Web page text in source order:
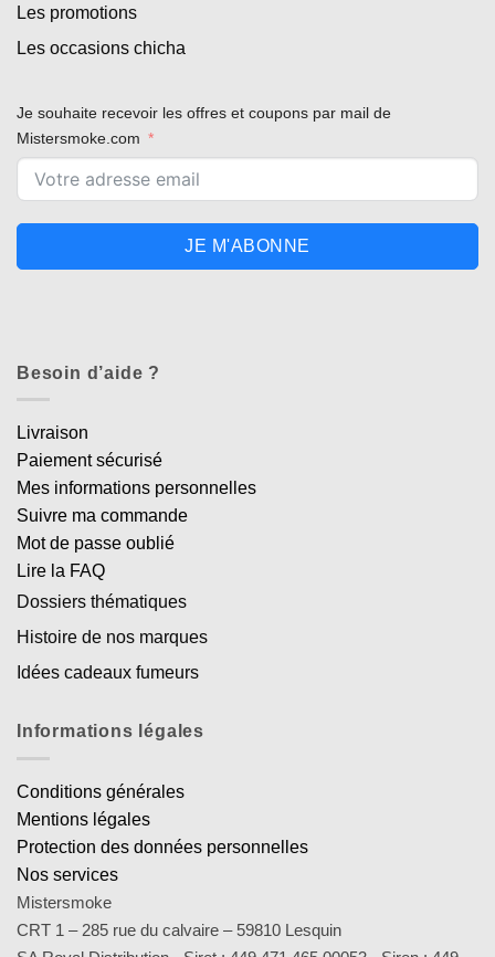
Les promotions
Les occasions chicha
Je souhaite recevoir les offres et coupons par mail de
Mistersmoke.com
JE M'ABONNE
Besoin d’aide ?
Livraison
Paiement sécurisé
Mes informations personnelles
Suivre ma commande
Mot de passe oublié
Lire la FAQ
Dossiers thématiques
Histoire de nos marques
Idées cadeaux fumeurs
Informations légales
Conditions générales
Mentions légales
Protection des données personnelles
Nos services
Mistersmoke
CRT 1 – 285 rue du calvaire – 59810 Lesquin